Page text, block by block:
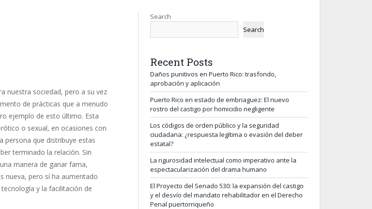
nuestra sociedad, pero a su vez
de prácticas que a menudo
ejemplo de esto último. Esta
o sexual, en ocasiones con
persona que distribuye estas
terminado la relación. Sin
manera de ganar fama,
nueva, pero sí ha aumentado
y la facilitación de
Search
Search
Recent Posts
Daños punitivos en Puerto Rico: trasfondo,
aprobación y aplicación
Puerto Rico en estado de embriaguez: El nuevo
rostro del castigo por homicidio negligente
Los códigos de orden público y la seguridad
ciudadana: ¿respuesta legítima o evasión del deber
estatal?
La rigurosidad intelectual como imperativo ante la
espectacularización del drama humano
El Proyecto del Senado 530: la expansión del castigo
y el desvío del mandato rehabilitador en el Derecho
Penal puertorriqueño